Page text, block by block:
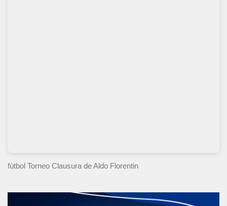
fútbol Torneo Clausura de Aldo Florentin